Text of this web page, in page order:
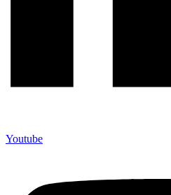
Youtube